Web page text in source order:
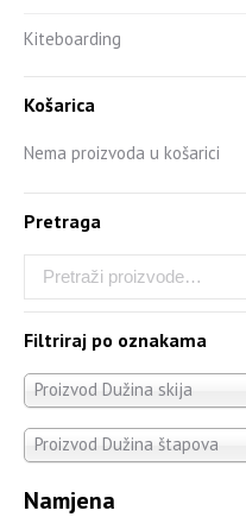
Kiteboarding
Košarica
Nema proizvoda u košarici
Pretraga
Filtriraj po oznakama
Proizvod Dužina skija
Proizvod Dužina štapova
Namjena